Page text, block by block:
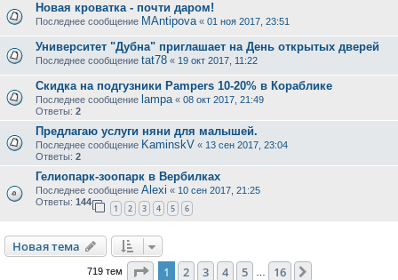
Новая кроватка - почти даром!
Последнее сообщение MAntipova « 01 ноя 2017, 23:51
Университет "Дубна" приглашает на День открытых дверей
Последнее сообщение tat78 « 19 окт 2017, 11:22
Скидка на подгузники Pampers 10-20% в Кораблике
Последнее сообщение lampa « 08 окт 2017, 21:49
Ответы: 2
Предлагаю услуги няни для малышей.
Последнее сообщение KaminskV « 13 сен 2017, 23:04
Ответы: 2
Гелиопарк-зоопарк в Вербилках
Последнее сообщение Alexi « 10 сен 2017, 21:25
Ответы: 144
1 2 3 4 5 6
Новая тема
719 тем Страница из 16
1 2 3 4 5 16